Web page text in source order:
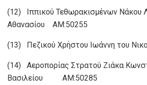
(12) Ιππικού Τεθωρακισμένων Νάκου
Αθανασίου ΑΜ:50255
(13) Πεζικού Χρήστου Ιωάννη του
(14) Αεροπορίας Στρατού Ζιάκα
Βασιλείου ΑΜ:50285